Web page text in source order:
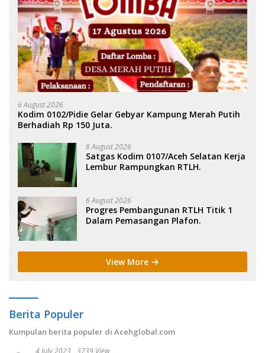
6 August 2026
Kodim 0102/Pidie Gelar Gebyar Kampung Merah Putih
Berhadiah Rp 150 Juta.
6 August 2026
Satgas Kodim 0107/Aceh Selatan Kerja
Lembur Rampungkan RTLH.
6 August 2026
Progres Pembangunan RTLH Titik 1
Dalam Pemasangan Plafon.
View More
Berita Populer
Kumpulan berita populer di Acehglobal.com
4 July 2023 3739 View